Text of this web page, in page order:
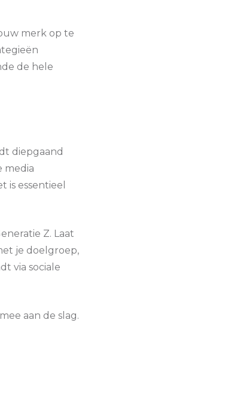
merk op te
de hele
diepgaand
media
essentieel
Z. Laat
je doelgroep,
via sociale
aan de slag.